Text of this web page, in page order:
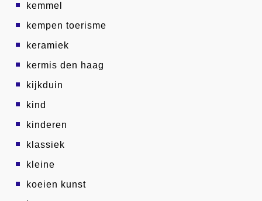
kemmel
kempen toerisme
keramiek
kermis den haag
kijkduin
kind
kinderen
klassiek
kleine
koeien kunst